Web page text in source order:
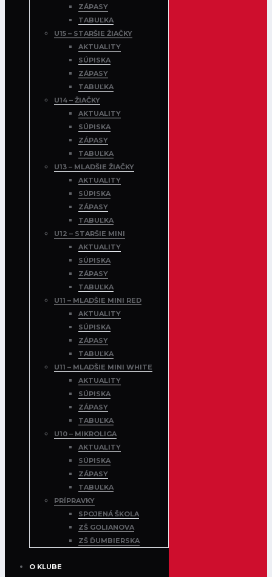
ZÁPASY
TABUĽKA
U15 – STARŠIE ŽIAČKY
AKTUALITY
SÚPISKA
ZÁPASY
TABUĽKA
U14 – ŽIAČKY
AKTUALITY
SÚPISKA
ZÁPASY
TABUĽKA
U13 – MLADŠIE ŽIAČKY
AKTUALITY
SÚPISKA
ZÁPASY
TABUĽKA
U12 – STARŠIE MINI
AKTUALITY
SÚPISKA
ZÁPASY
TABUĽKA
U11 – MLADŠIE MINI RED
AKTUALITY
SÚPISKA
ZÁPASY
TABUĽKA
U11 – MLADŠIE MINI WHITE
AKTUALITY
SÚPISKA
ZÁPASY
TABUĽKA
U10 – MIKROLIGA
AKTUALITY
SÚPISKA
ZÁPASY
TABUĽKA
PRÍPRAVKY
SPOJENÁ ŠKOLA
ZŠ GOLIANOVA
ZŠ ĎUMBIERSKA
O KLUBE